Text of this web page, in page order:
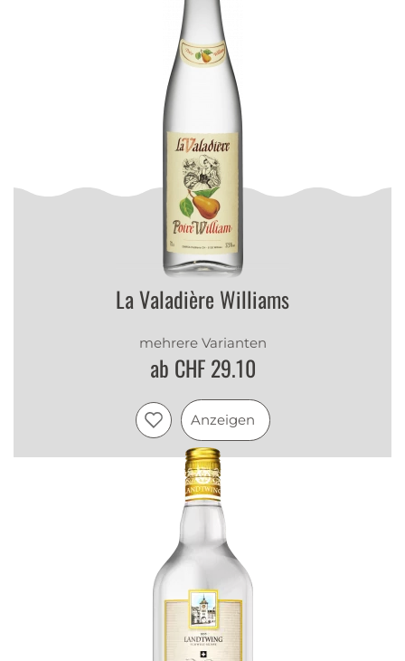
La Valadière Williams
mehrere Varianten
ab CHF 29.10
Anzeigen